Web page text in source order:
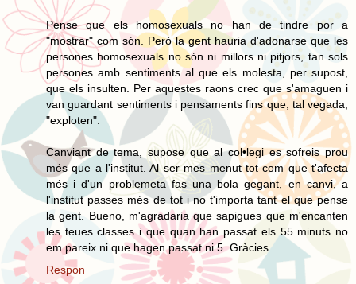
Pense que els homosexuals no han de tindre por a
"mostrar" com són. Però la gent hauria d'adonarse que les
persones homosexuals no són ni millors ni pitjors, tan sols
persones amb sentiments al que els molesta, per supost,
que els insulten. Per aquestes raons crec que s'amaguen i
van guardant sentiments i pensaments fins que, tal vegada,
"exploten".
Canviant de tema, supose que al col•legi es sofreis prou
més que a l'institut. Al ser mes menut tot com que t'afecta
més i d'un problemeta fas una bola gegant, en canvi, a
l'institut passes més de tot i no t'importa tant el que pense
la gent. Bueno, m'agradaria que sapigues que m'encanten
les teues classes i que quan han passat els 55 minuts no
em pareix ni que hagen passat ni 5. Gràcies.
Respon